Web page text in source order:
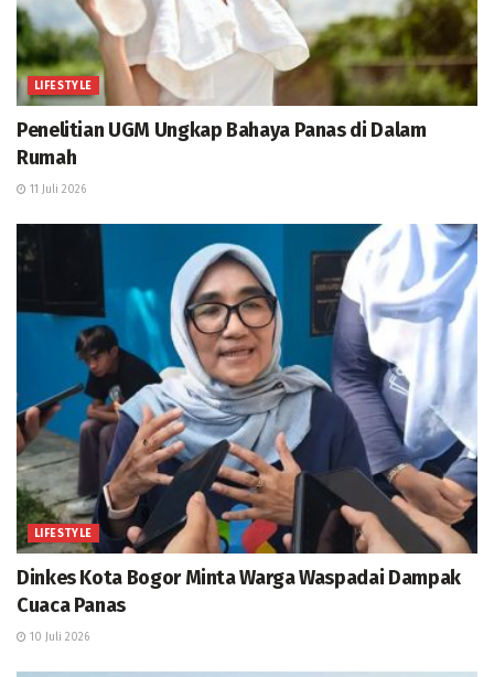
LIFESTYLE
Penelitian UGM Ungkap Bahaya Panas di Dalam
Rumah
11 Juli 2026
LIFESTYLE
Dinkes Kota Bogor Minta Warga Waspadai Dampak
Cuaca Panas
10 Juli 2026